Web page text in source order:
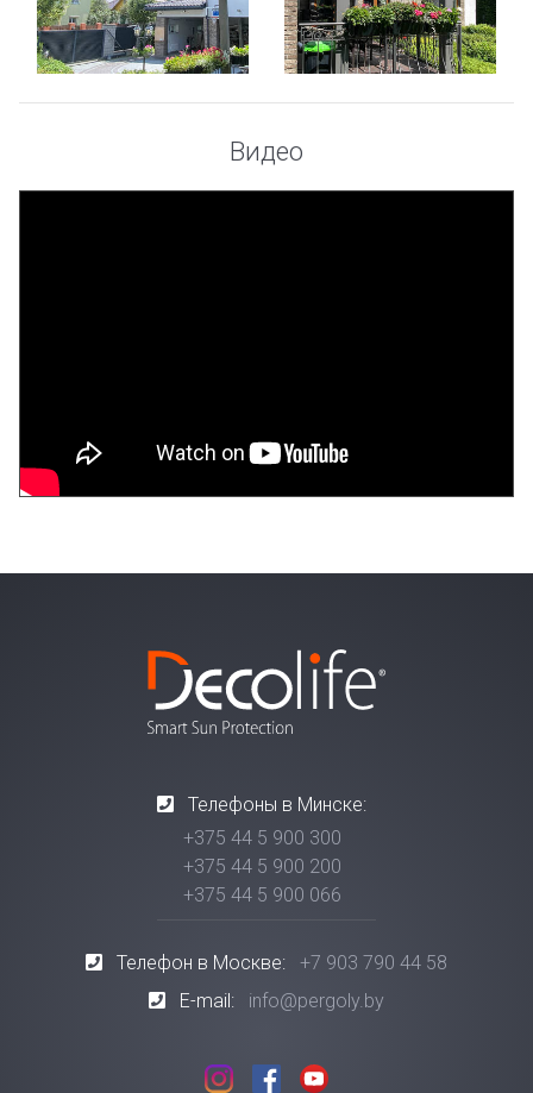
Видео
Телефоны в Минске:
+375 44 5 900 300
+375 44 5 900 200
+375 44 5 900 066
Телефон в Москве:
+7 903 790 44 58
E-mail:
info@pergoly.by